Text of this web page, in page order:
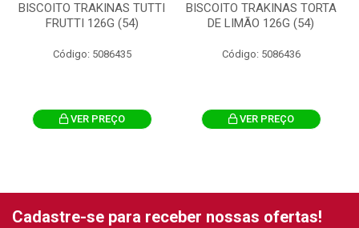
BISCOITO TRAKINAS TUTTI
FRUTTI 126G (54)
Código: 5086435
VER PREÇO
BISCOITO TRAKINAS TORTA
DE LIMÃO 126G (54)
Código: 5086436
VER PREÇO
Cadastre-se para receber nossas ofertas!